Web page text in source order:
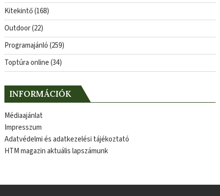
Kitekintő(168)
Outdoor(22)
Programajánló(259)
Toptúra online(34)
INFORMÁCIÓK
Médiaajánlat
Impresszum
Adatvédelmi és adatkezelési tájékoztató
HTM magazin aktuális lapszámunk